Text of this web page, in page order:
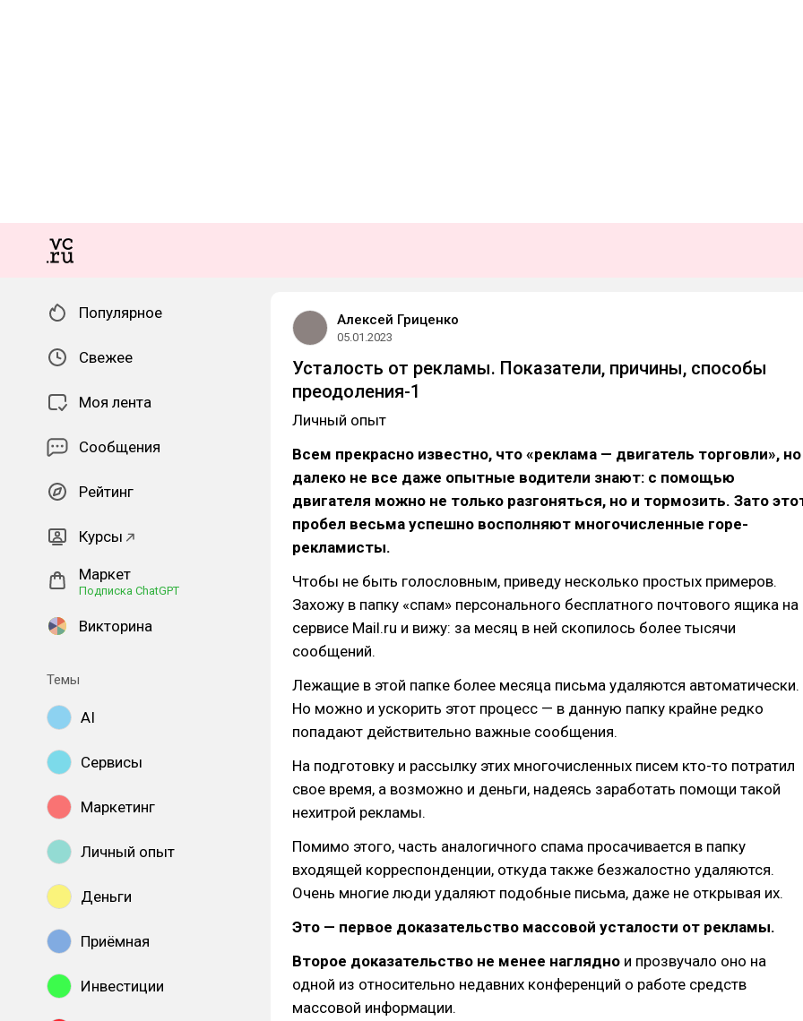
Популярное
Свежее
Моя лента
Сообщения
Рейтинг
Курсы
Маркет
Подписка ChatGPT
Викторина
Темы
AI
Сервисы
Маркетинг
Личный опыт
Деньги
Приёмная
Инвестиции
Алексей Гриценко
05.01.2023
Усталость от рекламы. Показатели, причины, способы
преодоления-1
Личный опыт
Всем прекрасно известно, что «реклама — двигатель торговли», но
далеко не все даже опытные водители знают: с помощью
двигателя можно не только разгоняться, но и тормозить. Зато
пробел весьма успешно восполняют многочисленные горе-
рекламисты.
Чтобы не быть голословным, приведу несколько простых примеров.
Захожу в папку «спам» персонального бесплатного почтового ящика на
сервисе Mail.ru и вижу: за месяц в ней скопилось более тысячи
сообщений.
Лежащие в этой папке более месяца письма удаляются автоматически.
Но можно и ускорить этот процесс — в данную папку крайне редко
попадают действительно важные сообщения.
На подготовку и рассылку этих многочисленных писем кто-то потратил
свое время, а возможно и деньги, надеясь заработать помощи такой
нехитрой рекламы.
Помимо этого, часть аналогичного спама просачивается в папку
входящей корреспонденции, откуда также безжалостно удаляются.
Очень многие люди удаляют подобные письма, даже не открывая их.
Это — первое доказательство массовой усталости от рекламы.
Второе доказательство не менее наглядно и прозвучало оно на
одной из относительно недавних конференций о работе средств
массовой информации.